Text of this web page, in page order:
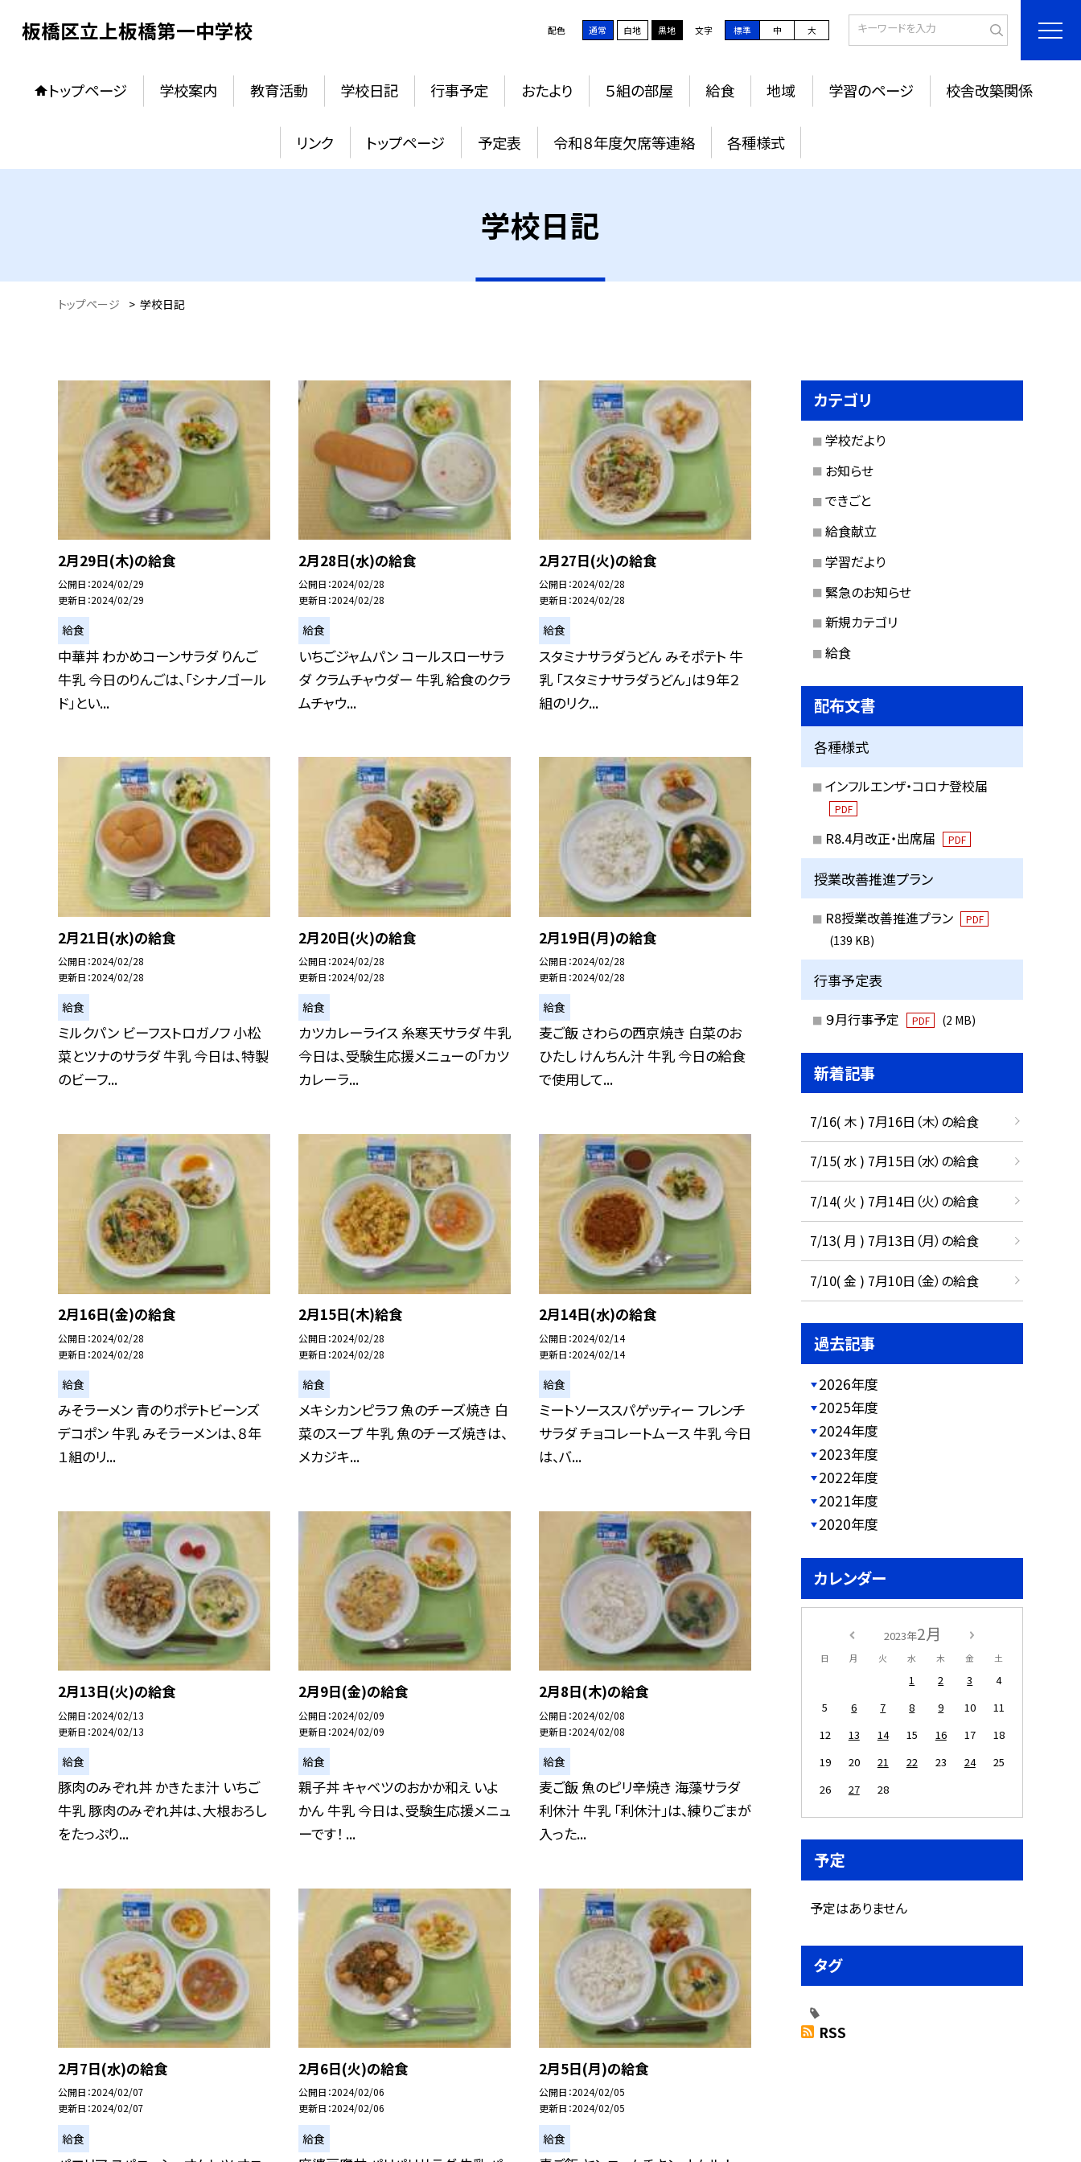
板橋区立上板橋第一中学校 配色 通常 白地 黒地 文字 標準 中 大
トップページ 学校案内 教育活動 学校日記 行事予定 おたより ５組の部屋 給食 地域 学習のページ 校舎改築関係
リンク トップページ 予定表 令和８年度欠席等連絡 各種様式
学校日記
トップページ > 学校日記
2月29日(木)の給食
公開日 2024/02/29
更新日 2024/02/29
給食
中華丼 わかめコーンサラダ りんご
牛乳 今日のりんごは、「シナノゴール
ド」とい...
2月28日(水)の給食
公開日 2024/02/28
更新日 2024/02/28
給食
いちごジャムパン コールスローサラ
ダ クラムチャウダー 牛乳 給食のクラ
ムチャウ...
2月27日(火)の給食
公開日 2024/02/28
更新日 2024/02/28
給食
スタミナサラダうどん みそポテト 牛
乳 「スタミナサラダうどん」は９年２
組のリク...
2月21日(水)の給食
公開日 2024/02/28
更新日 2024/02/28
給食
ミルクパン ビーフストロガノフ 小松
菜とツナのサラダ 牛乳 今日は、特製
のビーフ...
2月20日(火)の給食
公開日 2024/02/28
更新日 2024/02/28
給食
カツカレーライス 糸寒天サラダ 牛乳
今日は、受験生応援メニューの「カツ
カレーラ...
2月19日(月)の給食
公開日 2024/02/28
更新日 2024/02/28
給食
麦ご飯 さわらの西京焼き 白菜のお
ひたし けんちん汁 牛乳 今日の給食
で使用して...
2月16日(金)の給食
公開日 2024/02/28
更新日 2024/02/28
給食
みそラーメン 青のりポテトビーンズ
デコポン 牛乳 みそラーメンは、８年
１組のリ...
2月15日(木)給食
公開日 2024/02/28
更新日 2024/02/28
給食
メキシカンピラフ 魚のチーズ焼き 白
菜のスープ 牛乳 魚のチーズ焼きは、
メカジキ...
2月14日(水)の給食
公開日 2024/02/14
更新日 2024/02/14
給食
ミートソーススパゲッティー フレンチ
サラダ チョコレートムース 牛乳 今日
は、バ...
2月13日(火)の給食
公開日 2024/02/13
更新日 2024/02/13
給食
豚肉のみぞれ丼 かきたま汁 いちご
牛乳 豚肉のみぞれ丼は、大根おろし
をたっぷり...
2月9日(金)の給食
公開日 2024/02/09
更新日 2024/02/09
給食
親子丼 キャベツのおかか和え いよ
かん 牛乳 今日は、受験生応援メニュ
ーです！ ...
2月8日(木)の給食
公開日 2024/02/08
更新日 2024/02/08
給食
麦ご飯 魚のピリ辛焼き 海藻サラダ
利休汁 牛乳 「利休汁」は、練りごまが
入った...
2月7日(水)の給食
公開日 2024/02/07
更新日 2024/02/07
給食
2月6日(火)の給食
公開日 2024/02/06
更新日 2024/02/06
給食
2月5日(月)の給食
公開日 2024/02/05
更新日 2024/02/05
給食
カテゴリ
学校だより
お知らせ
できごと
給食献立
学習だより
緊急のお知らせ
新規カテゴリ
給食
配布文書
各種様式
インフルエンザ・コロナ登校届
PDF
R8.4月改正・出席届 PDF
授業改善推進プラン
R8授業改善推進プラン PDF
(139 KB)
行事予定表
９月行事予定 PDF (2 MB)
新着記事
7/16( 木 ) 7月16日（木）の給食
7/15( 水 ) 7月15日（水）の給食
7/14( 火 ) 7月14日（火）の給食
7/13( 月 ) 7月13日（月）の給食
7/10( 金 ) 7月10日（金）の給食
過去記事
2026年度
2025年度
2024年度
2023年度
2022年度
2021年度
2020年度
カレンダー
2023年2月
日 月 火 水 木 金 土
1 2 3
4
5
6 7 8 9 10
11
12
13 14 15 16 17
18
19
20 21 22 23 24
25
26
27 28
予定
予定はありません
タグ
RSS